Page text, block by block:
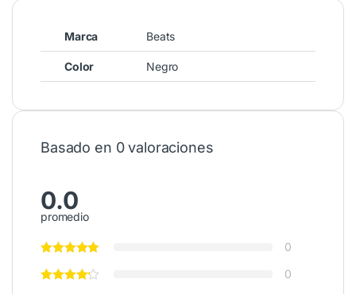
Marca Beats
Color Negro
Basado en 0 valoraciones
0.0
promedio
0
0